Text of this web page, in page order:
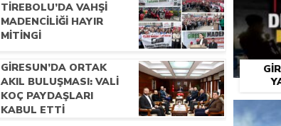
TIREBOLU’DA VAHŞI
MADENCILIĞI HAYIR
MITINGI
GIRESUN’DA ORTAK
AKIL BULUŞMASI: VALI
KOÇ PAYDAŞLARI
KABUL ETTI